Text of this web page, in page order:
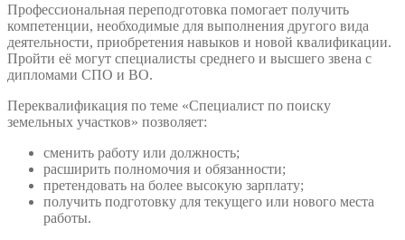
Профессиональная переподготовка помогает получить
компетенции, необходимые для выполнения другого вида
деятельности, приобретения навыков и новой квалификации.
Пройти её могут специалисты среднего и высшего звена с
дипломами СПО и ВО.
Переквалификация по теме «Специалист по поиску
земельных участков» позволяет:
сменить работу или должность;
расширить полномочия и обязанности;
претендовать на более высокую зарплату;
получить подготовку для текущего или нового места
работы.